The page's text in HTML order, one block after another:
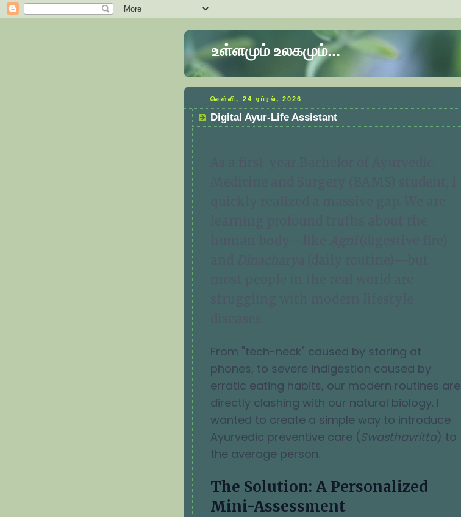
உள்ளமும் உலகமும்...
வெள்ளி, 24 ஏப்ரல், 2026
Digital Ayur-Life Assistant
From "tech-neck" caused by staring at
phones, to severe indigestion caused by
erratic eating habits, our modern routines are
directly clashing with our natural biology. I
wanted to create a simple way to introduce
Ayurvedic preventive care (Swasthavritta) to
the average person.
The Solution: A Personalized
Mini-Assessment